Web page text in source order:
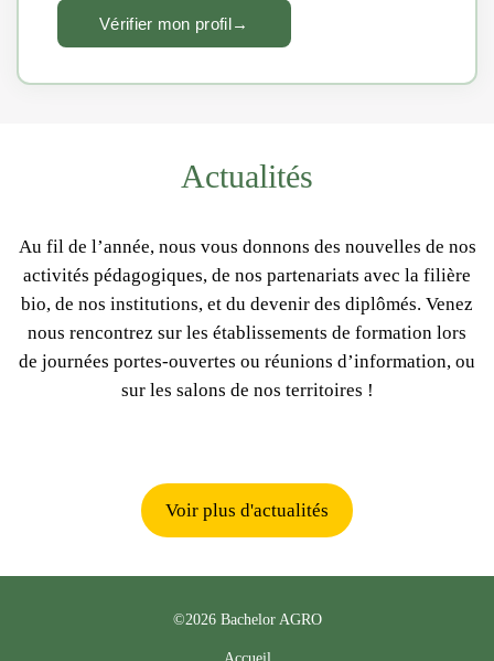
Vérifier mon profil→
Actualités
Au fil de l’année, nous vous donnons des nouvelles de nos
activités pédagogiques, de nos partenariats avec la filière
bio, de nos institutions, et du devenir des diplômés. Venez
nous rencontrez sur les établissements de formation lors
de journées portes-ouvertes ou réunions d’information, ou
sur les salons de nos territoires !
Voir plus d'actualités
©2026 Bachelor AGRO